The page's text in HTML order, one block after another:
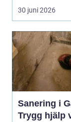
miljöer oc...
30 juni 2026
Sanering i
Trygg hjälp